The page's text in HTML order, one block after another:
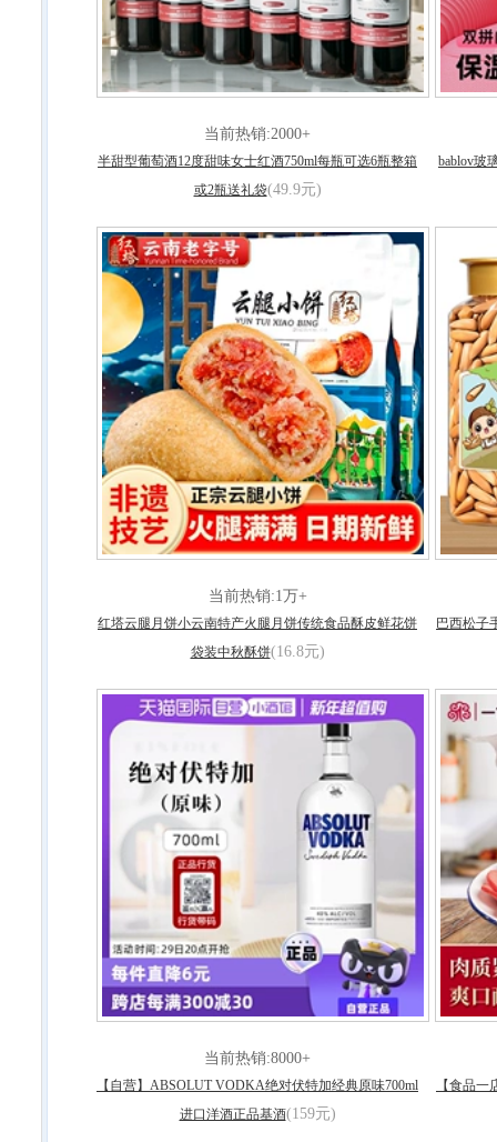
当前热销:2000+
半甜型葡萄酒12度甜味女士红酒750ml每瓶可选6瓶整箱
或2瓶送礼袋(49.9元)
bablov玻
当前热销:1万+
红塔云腿月饼小云南特产火腿月饼传统食品酥皮鲜花饼
袋装中秋酥饼(16.8元)
巴西松子
当前热销:8000+
【自营】ABSOLUT VODKA绝对伏特加经典原味700ml
进口洋酒正品基酒(159元)
【食品